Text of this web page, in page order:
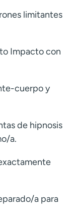
limitantes
Impacto con
cuerpo y
de hipnosis
a.
a para